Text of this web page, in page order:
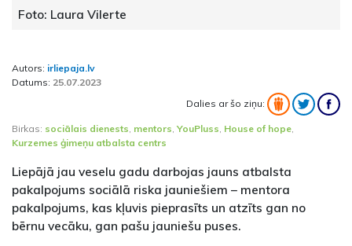
Foto: Laura Vilerte
Autors: irliepaja.lv
Datums: 25.07.2023
Dalies ar šo ziņu:
Birkas: sociālais dienests, mentors,YouPluss, House of hope,
Kurzemes ģimeņu atbalsta centrs
Liepājā jau veselu gadu darbojas jauns atbalsta
pakalpojums sociālā riska jauniešiem – mentora
pakalpojums, kas kļuvis pieprasīts un atzīts gan no
bērnu vecāku, gan pašu jauniešu puses.